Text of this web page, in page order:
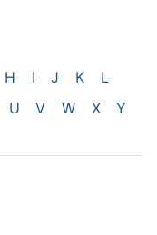
de las visitas.
H I J K
L
U V W X
Y